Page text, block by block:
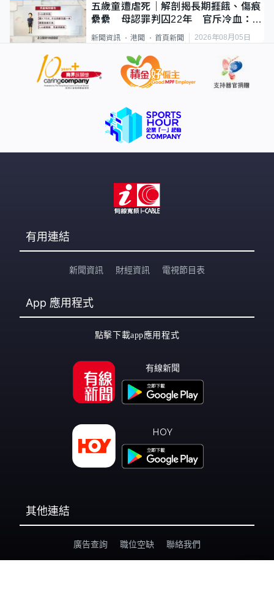
五歲童遭虐死｜解剖揭長期捱餓、傷痕
纍纍 母認罪判囚22年 官斥冷血：同
類案最惡劣
新聞資訊 港聞 首頁新聞 2026年08月05日
有用連結
新聞資訊 財經資訊 電視節目表
App 應用程式
點擊下載app應用程式
有線新聞
HOY
其他連結
廣告查詢 職位空缺 聯絡我們